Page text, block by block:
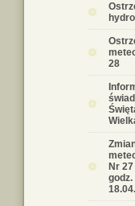
28
Nr
godz.